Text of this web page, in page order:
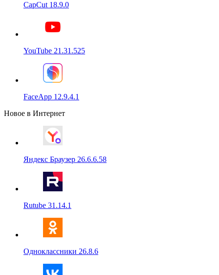
CapCut 18.9.0
YouTube 21.31.525
FaceApp 12.9.4.1
Новое в Интернет
Яндекс Браузер 26.6.6.58
Rutube 31.14.1
Одноклассники 26.8.6